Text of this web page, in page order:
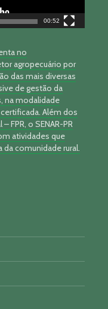
00:52
no
agropecuário por
das mais diversas
de gestão da
na modalidade
Além dos
FPR, o SENAR-PR
atividades que
da comunidade rural.